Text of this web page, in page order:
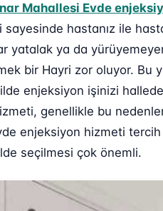
Mahallesi Evde
hastanız ile
yatalak ya da
bir Hayri zor oluyor.
enjeksiyon işinizi
genellikle bu
enjeksiyon hizmeti
seçilmesi çok önemli.